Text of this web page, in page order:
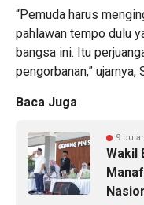
“Pemuda harus
pahlawan tempo dulu
bangsa ini. Itu
pengorbanan,”
Baca Juga
9
Wakil